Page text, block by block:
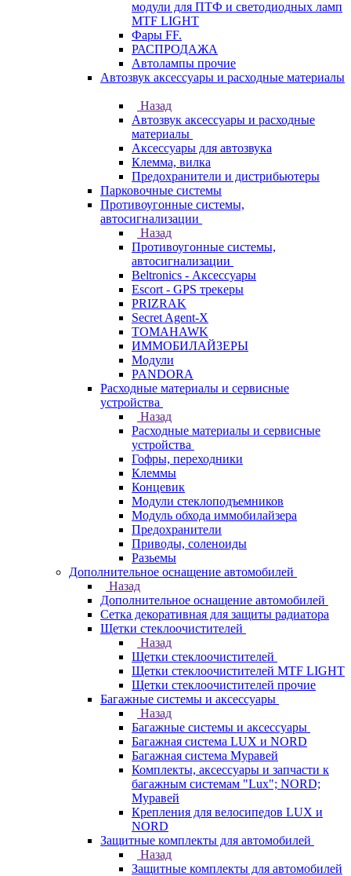
модули для ПТФ и светодиодных ламп
MTF LIGHT
Фары FF.
РАСПРОДАЖА
Автолампы прочие
Автозвук аксессуары и расходные материалы
Назад
Автозвук аксессуары и расходные
материалы
Аксессуары для автозвука
Клемма, вилка
Предохранители и дистрибьютеры
Парковочные системы
Противоугонные системы,
автосигнализации
Назад
Противоугонные системы,
автосигнализации
Beltronics - Аксессуары
Escort - GPS трекеры
PRIZRAK
Secret Agent-X
TOMAHAWK
ИММОБИЛАЙЗЕРЫ
Модули
PANDORA
Расходные материалы и сервисные
устройства
Назад
Расходные материалы и сервисные
устройства
Гофры, переходники
Клеммы
Концевик
Модули стеклоподъемников
Модуль обхода иммобилайзера
Предохранители
Приводы, соленоиды
Разьемы
Дополнительное оснащение автомобилей
Назад
Дополнительное оснащение автомобилей
Сетка декоративная для защиты радиатора
Щетки стеклоочистителей
Назад
Щетки стеклоочистителей
Щетки стеклоочистителей MTF LIGHT
Щетки стеклоочистителей прочие
Багажные системы и аксессуары
Назад
Багажные системы и аксессуары
Багажная система LUX и NORD
Багажная система Муравей
Комплекты, аксессуары и запчасти к
багажным системам "Lux"; NORD;
Муравей
Крепления для велосипедов LUX и
NORD
Защитные комплекты для автомобилей
Назад
Защитные комплекты для автомобилей